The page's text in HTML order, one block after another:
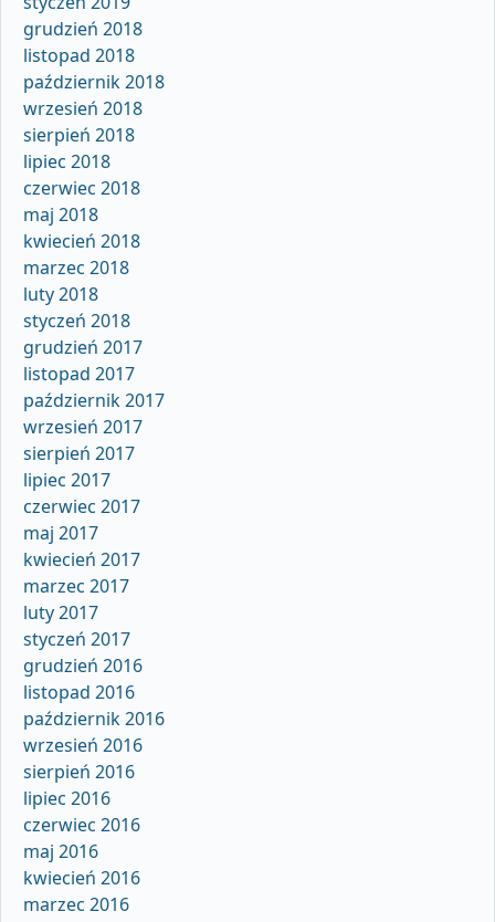
grudzień 2018
listopad 2018
październik 2018
wrzesień 2018
sierpień 2018
lipiec 2018
czerwiec 2018
maj 2018
kwiecień 2018
marzec 2018
luty 2018
styczeń 2018
grudzień 2017
listopad 2017
październik 2017
wrzesień 2017
sierpień 2017
lipiec 2017
czerwiec 2017
maj 2017
kwiecień 2017
marzec 2017
luty 2017
styczeń 2017
grudzień 2016
listopad 2016
październik 2016
wrzesień 2016
sierpień 2016
lipiec 2016
czerwiec 2016
maj 2016
kwiecień 2016
marzec 2016